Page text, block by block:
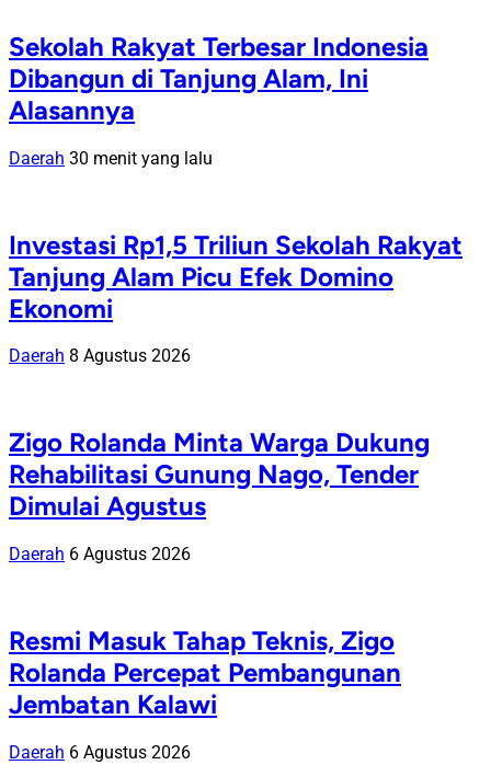
Sekolah Rakyat Terbesar Indonesia
Dibangun di Tanjung Alam, Ini
Alasannya
Daerah 30 menit yang lalu
Investasi Rp1,5 Triliun Sekolah Rakyat
Tanjung Alam Picu Efek Domino
Ekonomi
Daerah 8 Agustus 2026
Zigo Rolanda Minta Warga Dukung
Rehabilitasi Gunung Nago, Tender
Dimulai Agustus
Daerah 6 Agustus 2026
Resmi Masuk Tahap Teknis, Zigo
Rolanda Percepat Pembangunan
Jembatan Kalawi
Daerah 6 Agustus 2026